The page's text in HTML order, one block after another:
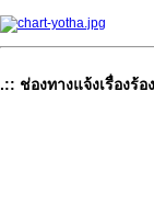
, author/s
.:: ช่องทางแจ้งเรื่องร้